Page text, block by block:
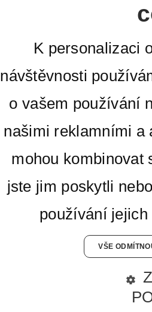
K personalizaci
návštěvnosti
o vašem používání
našimi reklamními a
mohou kombinovat
jste jim poskytli
používání
VŠE